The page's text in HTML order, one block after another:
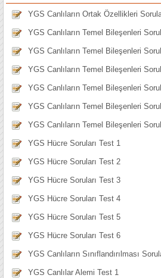
YGS Canlıların Ortak Özellikleri
YGS Canlıların Temel Bileşenleri
YGS Canlıların Temel Bileşenleri
YGS Canlıların Temel Bileşenleri
YGS Canlıların Temel Bileşenleri
YGS Canlıların Temel Bileşenleri
YGS Canlıların Temel Bileşenleri
YGS Hücre Soruları Test 1
YGS Hücre Soruları Test 2
YGS Hücre Soruları Test 3
YGS Hücre Soruları Test 4
YGS Hücre Soruları Test 5
YGS Hücre Soruları Test 6
YGS Canlıların Sınıflandırılması
YGS Canlılar Alemi Test 1